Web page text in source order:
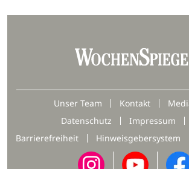
Unser Team Kontakt
Datenschutz
Impressum
Barrierefreiheit
Hinweisgebersystem